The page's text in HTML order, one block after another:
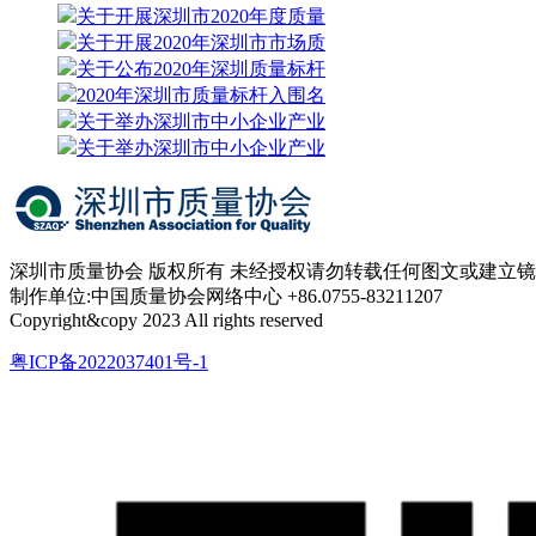
关于开展深圳市2020年度质量
关于开展2020年深圳市市场质
关于公布2020年深圳质量标杆
2020年深圳市质量标杆入围名
关于举办深圳市中小企业产业
关于举办深圳市中小企业产业
深圳市质量协会 版权所有 未经授权请勿转载任何图文或建立
制作单位:中国质量协会网络中心 +86.0755-83211207
Copyright&copy 2023 All rights reserved
粤ICP备2022037401号-1